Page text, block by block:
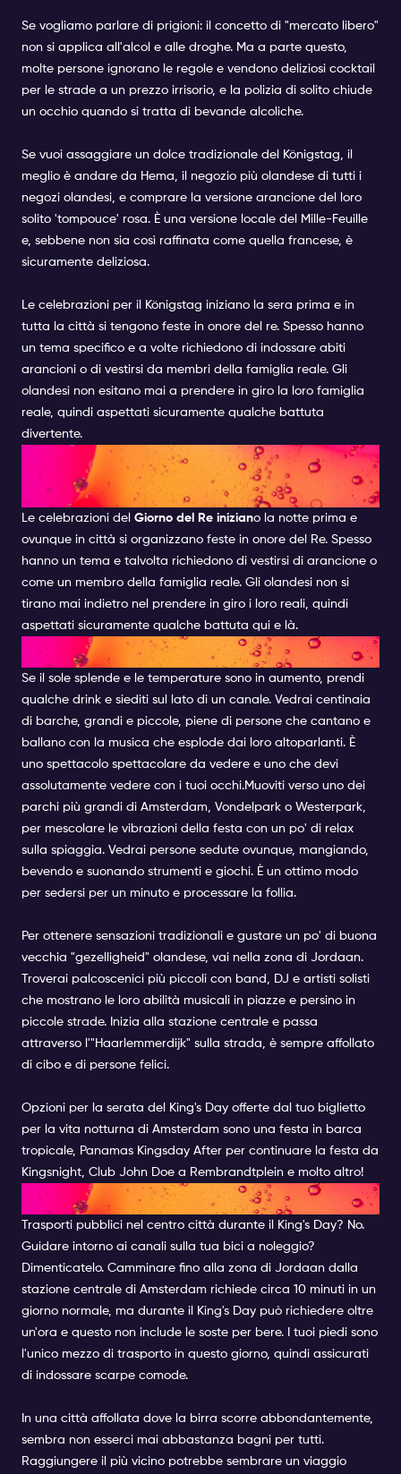
Se vogliamo parlare di prigioni: il concetto di "mercato libero"
non si applica all'alcol e alle droghe. Ma a parte questo,
molte persone ignorano le regole e vendono deliziosi cocktail
per le strade a un prezzo irrisorio, e la polizia di solito chiude
un occhio quando si tratta di bevande alcoliche.
Se vuoi assaggiare un dolce tradizionale del Königstag, il
meglio è andare da Hema, il negozio più olandese di tutti i
negozi olandesi, e comprare la versione arancione del loro
solito 'tompouce' rosa. È una versione locale del Mille-Feuille
e, sebbene non sia così raffinata come quella francese, è
sicuramente deliziosa.
Le celebrazioni per il Königstag iniziano la sera prima e in
tutta la città si tengono feste in onore del re. Spesso hanno
un tema specifico e a volte richiedono di indossare abiti
arancioni o di vestirsi da membri della famiglia reale. Gli
olandesi non esitano mai a prendere in giro la loro famiglia
reale, quindi aspettati sicuramente qualche battuta
divertente.
CELEBRAZIONI DELLA NOTTE
DEL RE.
Le celebrazioni del Giorno del Re iniziano la notte prima e
ovunque in città si organizzano feste in onore del Re. Spesso
hanno un tema e talvolta richiedono di vestirsi di arancione o
come un membro della famiglia reale. Gli olandesi non si
tirano mai indietro nel prendere in giro i loro reali, quindi
aspettati sicuramente qualche battuta qui e là.
LE STRADE DI AMSTERDAM
Se il sole splende e le temperature sono in aumento, prendi
qualche drink e siediti sul lato di un canale. Vedrai centinaia
di barche, grandi e piccole, piene di persone che cantano e
ballano con la musica che esplode dai loro altoparlanti. È
uno spettacolo spettacolare da vedere e uno che devi
assolutamente vedere con i tuoi occhi.Muoviti verso uno dei
parchi più grandi di Amsterdam, Vondelpark o Westerpark,
per mescolare le vibrazioni della festa con un po' di relax
sulla spiaggia. Vedrai persone sedute ovunque, mangiando,
bevendo e suonando strumenti e giochi. È un ottimo modo
per sedersi per un minuto e processare la follia.
Per ottenere sensazioni tradizionali e gustare un po' di buona
vecchia "gezelligheid" olandese, vai nella zona di Jordaan.
Troverai palcoscenici più piccoli con band, DJ e artisti solisti
che mostrano le loro abilità musicali in piazze e persino in
piccole strade. Inizia alla stazione centrale e passa
attraverso l'"Haarlemmerdijk" sulla strada, è sempre affollato
di cibo e di persone felici.
Opzioni per la serata del King's Day offerte dal tuo biglietto
per la vita notturna di Amsterdam sono una festa in barca
tropicale, Panamas Kingsday After per continuare la festa da
Kingsnight, Club John Doe a Rembrandtplein e molto altro!
PAROLE SAGGE DEL RE.
Trasporti pubblici nel centro città durante il King's Day? No.
Guidare intorno ai canali sulla tua bici a noleggio?
Dimenticatelo. Camminare fino alla zona di Jordaan dalla
stazione centrale di Amsterdam richiede circa 10 minuti in un
giorno normale, ma durante il King's Day può richiedere oltre
un'ora e questo non include le soste per bere. I tuoi piedi sono
l'unico mezzo di trasporto in questo giorno, quindi assicurati
di indossare scarpe comode.
In una città affollata dove la birra scorre abbondantemente,
sembra non esserci mai abbastanza bagni per tutti.
Raggiungere il più vicino potrebbe sembrare un viaggio